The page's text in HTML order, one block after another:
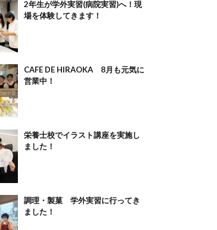
2年生が学外実習(病院実習)へ！現
場を体験してきます！
CAFE DE HIRAOKA 8月も元気に
営業中！
栄養士校でイラスト講座を実施し
ました！
調理・製菓 学外実習に行ってき
ました！